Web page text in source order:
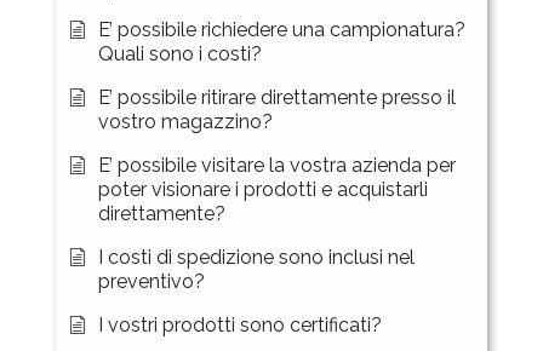
E’ possibile richiedere una campionatura?
Quali sono i costi?
E’ possibile ritirare direttamente presso il
vostro magazzino?
E’ possibile visitare la vostra azienda per
poter visionare i prodotti e acquistarli
direttamente?
I costi di spedizione sono inclusi nel
preventivo?
I vostri prodotti sono certificati?